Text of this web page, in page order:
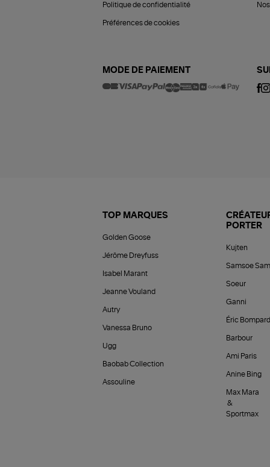
Politique de confidentialité
Préférences de cookies
MODE DE PAIEMENT
TOP MARQUES
Golden Goose
Jérôme Dreyfuss
Isabel Marant
Jeanne Vouland
Autry
Vanessa Bruno
Ugg
Baobab Collection
Assouline
PORTER
Kujten
Samsoe
Soeur
Ganni
Éric Bompard
Barbour
Ami Paris
Anine Bing
Max Mara
&
Sportmax